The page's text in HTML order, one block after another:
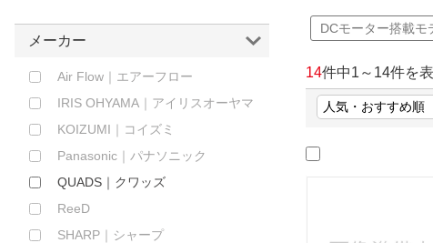
お知らせ
DCモーター搭載モ
14件中1 ～ 14件を
メーカー
Air Flow｜エアーフロー
IRIS OHYAMA｜アイリスオーヤマ
KOIZUMI｜コイズミ
Panasonic｜パナソニック
QUADS｜クワッズ
ReeD
SHARP｜シャープ